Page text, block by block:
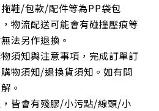
鞋/包款/配件等為PP袋包
物流配送可能會有碰撞壓痕等
法另作退換。
須知與注意事項，完成訂單訂
物須知/退換貨須知。如有問
。
皆會有殘膠/小污點/線頭/小